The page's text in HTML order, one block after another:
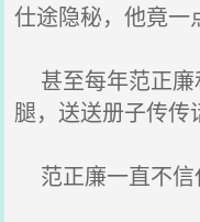
仕途隐秘，他竟一
甚至每年范正廉
腿，送送册子传传
范正廉一直不信